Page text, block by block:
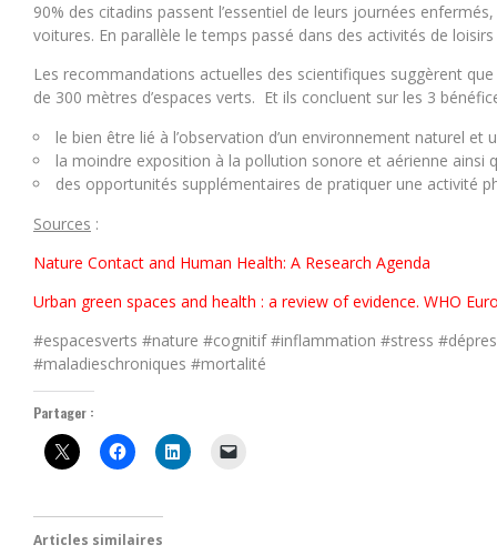
90% des citadins passent l’essentiel de leurs journées
voitures. En parallèle le temps passé dans des activités de
Les recommandations actuelles des scientifiques suggèrent
de 300 mètres d’espaces verts. Et ils concluent sur les 3
le bien être lié à l’observation d’un environnement naturel
la moindre exposition à la pollution sonore et aérienne ainsi
des opportunités supplémentaires de pratiquer une activité
Sources :
Nature Contact and Human Health: A Research Agenda
Urban green spaces and health : a review of evidence. WHO
#espacesverts #nature #cognitif #inflammation #stress
#maladieschroniques #mortalité
Partager :
Articles similaires